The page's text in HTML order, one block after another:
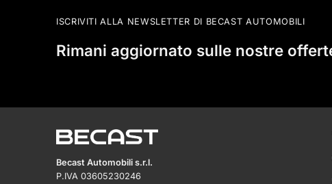
ISCRIVITI ALLA NEWSLETTER DI BECAST AUTOMOBILI
Rimani aggiornato sulle nostre
Becast Automobili s.r.l.
P.IVA 03605230246